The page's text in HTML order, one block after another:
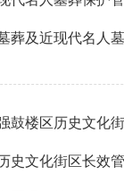
葬及近现代名人
鼓楼区历史文化
史文化街区长效